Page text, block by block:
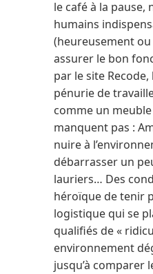
le café à la
humains
(heureusement
assurer le bon
par le site
pénurie de
comme un
manquent pas :
nuire à
débarrasser un
lauriers… Des
héroïque de tenir
logistique qui se
qualifiés de «
environnement
jusqu’à comparer